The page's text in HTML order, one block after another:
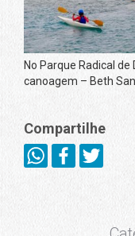
No Parque Radical
canoagem – Beth
Compartilhe